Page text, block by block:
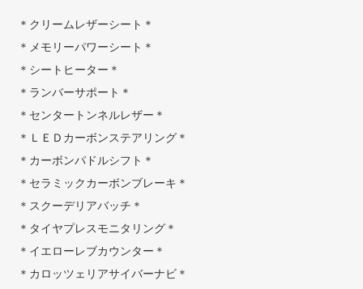
＊クリームレザーシート＊
＊メモリーパワーシート＊
＊シートヒーター＊
＊ランバーサポート＊
＊センタートンネルレザー＊
＊ＬＥＤカーボンステアリング＊
＊カーボンパドルシフト＊
＊セラミックカーボンブレーキ＊
＊スクーデリアバッチ＊
＊タイヤプレスモニタリング＊
＊イエローレブカウンター＊
＊カロッツェリアサイバーナビ＊